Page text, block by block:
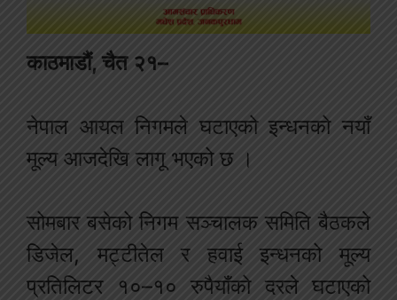
काठमाडौं, चैत २१–
नेपाल आयल निगमले घटाएको इन्धनको नयाँ
मूल्य आजदेखि लागू भएको छ ।
सोमबार बसेको निगम सञ्चालक समिति बैठकले
डिजेल, मट्टीतेल र हवाई इन्धनको मूल्य
प्रतिलिटर १०–१० रुपैयाँको दरले घटाएको